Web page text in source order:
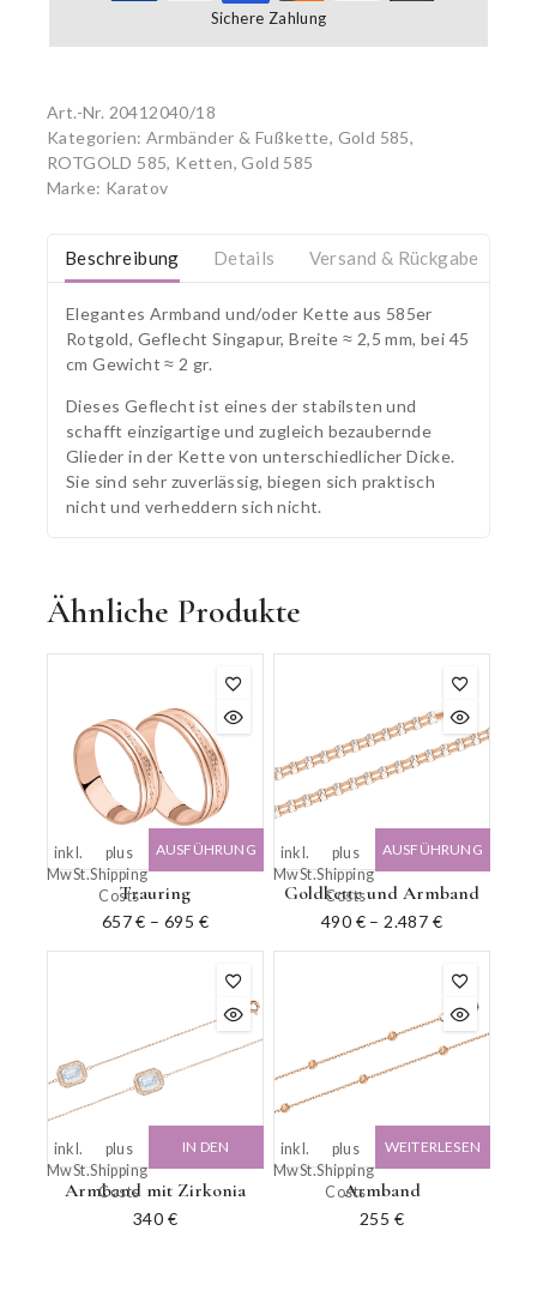
Sichere Zahlung
Art.-Nr. 20412040/18
Kategorien: Armbänder & Fußkette, Gold 585,
ROTGOLD 585, Ketten, Gold 585
Marke: Karatov
Beschreibung Details Versand & Rückgabe
Elegantes Armband und/oder Kette aus 585er
Rotgold, Geflecht Singapur, Breite ≈ 2,5 mm, bei 45
cm Gewicht ≈ 2 gr.
Dieses Geflecht ist eines der stabilsten und
schafft einzigartige und zugleich bezaubernde
Glieder in der Kette von unterschiedlicher Dicke.
Sie sind sehr zuverlässig, biegen sich praktisch
nicht und verheddern sich nicht.
Ähnliche Produkte
Trauring
657€ –695 €
inkl.
MwSt.
plus
Shipping
Costs
AUSFÜHRUNG
Goldkette und Armband
490 € – 2.487 €
inkl.
MwSt.
plus
Shipping
Costs
AUSFÜHRUNG
Armband mit Zirkonia
340 €
inkl.
MwSt.
plus
Shipping
Costs
IN DEN
Armband
255 €
inkl.
MwSt.
plus
Shipping
Costs
WEITERLESEN